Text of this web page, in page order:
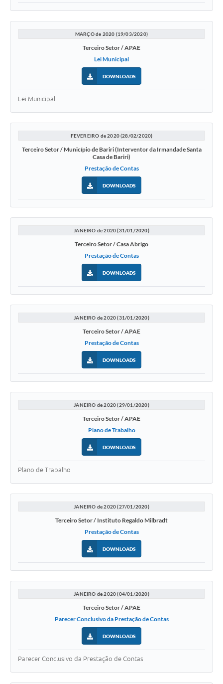
MARÇO de 2020 (19/03/2020)
Terceiro Setor / APAE
Lei Municipal
DOWNLOADS
Lei Municipal
FEVEREIRO de 2020 (28/02/2020)
Terceiro Setor / Município de Bariri (Interventor da Irmandade Santa
Casa de Bariri)
Prestação de Contas
DOWNLOADS
JANEIRO de 2020 (31/01/2020)
Terceiro Setor / Casa Abrigo
Prestação de Contas
DOWNLOADS
JANEIRO de 2020 (31/01/2020)
Terceiro Setor / APAE
Prestação de Contas
DOWNLOADS
JANEIRO de 2020 (29/01/2020)
Terceiro Setor / APAE
Plano de Trabalho
DOWNLOADS
Plano de Trabalho
JANEIRO de 2020 (27/01/2020)
Terceiro Setor / Instituto Regaldo Milbradt
Prestação de Contas
DOWNLOADS
JANEIRO de 2020 (04/01/2020)
Terceiro Setor / APAE
Parecer Conclusivo da Prestação de Contas
DOWNLOADS
Parecer Conclusivo da Prestação de Contas